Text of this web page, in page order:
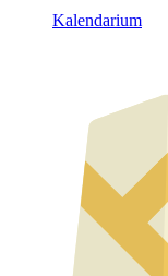
Kalendarium